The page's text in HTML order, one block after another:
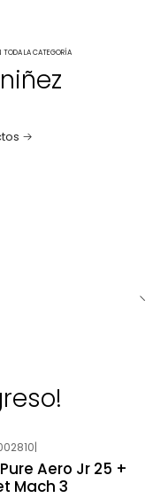
TODA LA CATEGORÍA
|
Aero Jr 25 +
Mach 3